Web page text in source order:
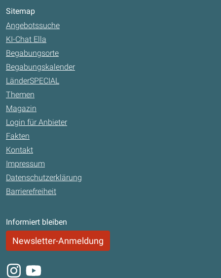
Sitemap
Angebotssuche
KI-Chat Ella
Begabungsorte
Begabungskalender
LänderSPECIAL
Themen
Magazin
Login für Anbieter
Fakten
Kontakt
Impressum
Datenschutzerklärung
Barrierefreiheit
Informiert bleiben
Newsletter-Anmeldung
Instagram
Youtube